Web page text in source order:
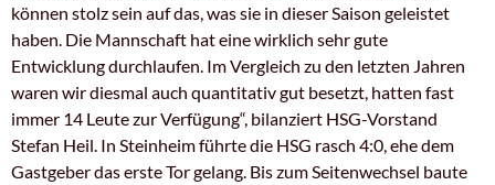
können stolz sein auf das, was sie in dieser Saison geleistet
haben. Die Mannschaft hat eine wirklich sehr gute
Entwicklung durchlaufen. Im Vergleich zu den letzten Jahren
waren wir diesmal auch quantitativ gut besetzt, hatten fast
immer 14 Leute zur Verfügung“, bilanziert HSG-Vorstand
Stefan Heil. In Steinheim führte die HSG rasch 4:0, ehe dem
Gastgeber das erste Tor gelang. Bis zum Seitenwechsel baute